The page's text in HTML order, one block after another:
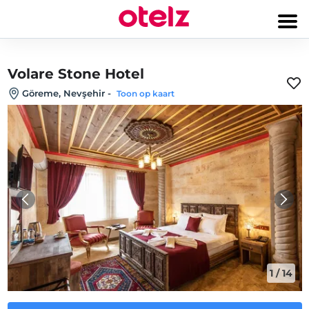
Volare Stone Hotel
Göreme, Nevşehir - Toon op kaart
1 /14